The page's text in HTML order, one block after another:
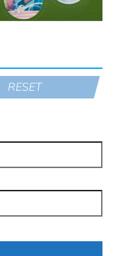
RESET